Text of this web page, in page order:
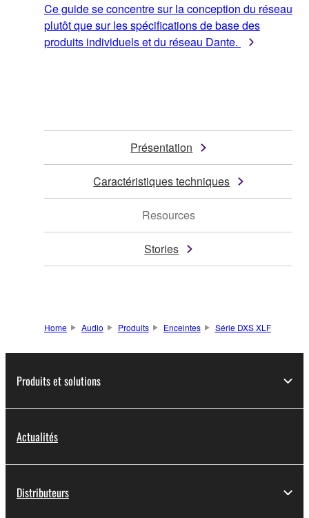
Ce guide se concentre sur la conception du réseau
plutôt que sur les spécifications de base des
produits individuels et du réseau Dante.
Présentation
Caractéristiques techniques
Resources
Stories
Home Audio Produits Enceintes Série DXS XLF
Produits et solutions
Actualités
Distributeurs